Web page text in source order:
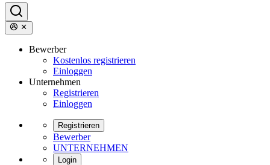
Bewerber
Kostenlos registrieren
Einloggen
Unternehmen
Registrieren
Einloggen
Registrieren
Bewerber
UNTERNEHMEN
Login